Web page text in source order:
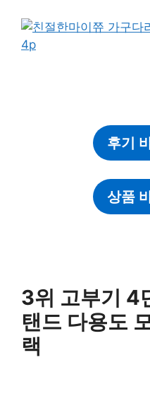
후기
상품
3위 고부기 4
탠드 다용도
랙